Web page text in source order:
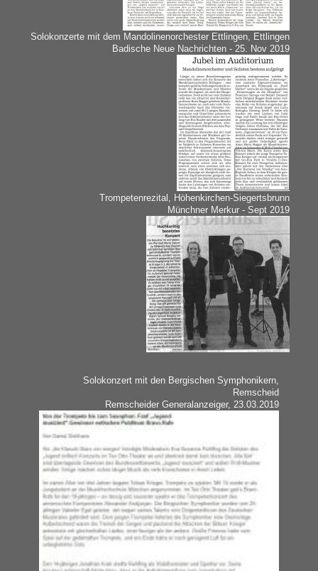
Solokonzerte mit dem Mandolinenorchester Ettlingen, Ettlingen
Badische Neue Nachrichten - 25. Nov 2019
Trompetenrezital, Höhenkirchen-Siegertsbrunn
Münchner Merkur - Sept 2019
Solokonzert mit den Bergischen Symphonikern,
Remscheid
Remscheider Generalanzeiger, 23.03.2019